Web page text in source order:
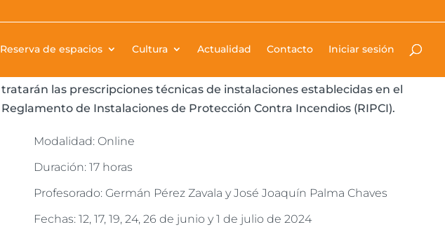
Reserva de espacios Cultura Actualidad Contacto Iniciar sesión
El objetivo de este curso es profundizar en la normativa de aplicación de
tratarán las prescripciones técnicas de instalaciones establecidas en el
Reglamento de Instalaciones de Protección Contra Incendios (RIPCI).
Modalidad: Online
Duración: 17 horas
Profesorado: Germán Pérez Zavala y José Joaquín Palma Chaves
Fechas: 12, 17, 19, 24, 26 de junio y 1 de julio de 2024